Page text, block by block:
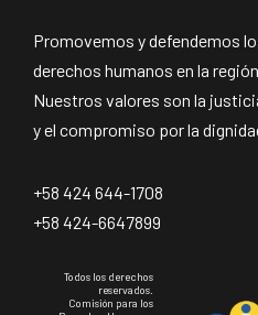
Promovemos y defendemos
derechos humanos en la
Nuestros valores son la
y el compromiso por la
+58 424 644-1708
+58 424-6647899
Todos los derechos
reservados.
Comisión para los